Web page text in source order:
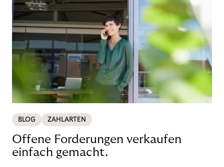
BLOG ZAHLARTEN
Offene Forderungen verkaufen
einfach gemacht.